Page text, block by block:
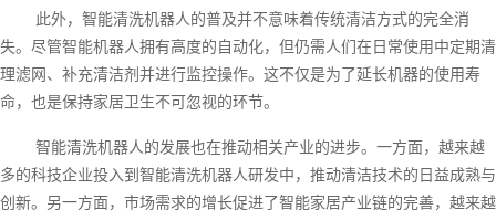
此外，智能清洗机器人的普及并不意味着传统清洁方式的完全消
失。尽管智能机器人拥有高度的自动化，但仍需人们在日常使用中定期清
理滤网、补充清洁剂并进行监控操作。这不仅是为了延长机器的使用寿
命，也是保持家居卫生不可忽视的环节。
智能清洗机器人的发展也在推动相关产业的进步。一方面，越来越
多的科技企业投入到智能清洗机器人研发中，推动清洁技术的日益成熟与
创新。另一方面，市场需求的增长促进了智能家居产业链的完善，越来越